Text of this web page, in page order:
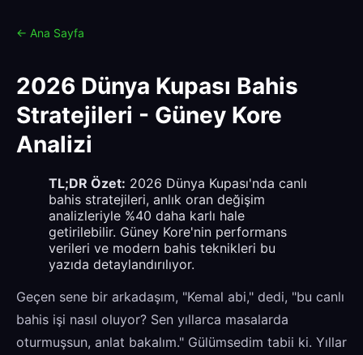
← Ana Sayfa
2026 Dünya Kupası Bahis
Stratejileri - Güney Kore
Analizi
TL;DR Özet: 2026 Dünya Kupası'nda canlı
bahis stratejileri, anlık oran değişim
analizleriyle %40 daha karlı hale
getirilebilir. Güney Kore'nin performans
verileri ve modern bahis teknikleri bu
yazıda detaylandırılıyor.
Geçen sene bir arkadaşım, "Kemal abi," dedi, "bu canlı
bahis işi nasıl oluyor? Sen yıllarca masalarda
oturmuşsun, anlat bakalım." Gülümsedim tabii ki. Yıllar